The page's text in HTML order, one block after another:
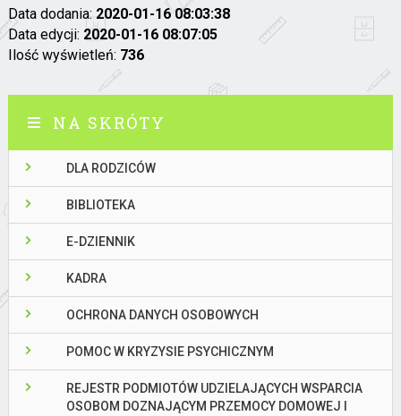
Data dodania: 2020-01-16 08:03:38
Data edycji: 2020-01-16 08:07:05
Ilość wyświetleń: 736
NA SKRÓTY
DLA RODZICÓW
BIBLIOTEKA
E-DZIENNIK
KADRA
OCHRONA DANYCH OSOBOWYCH
POMOC W KRYZYSIE PSYCHICZNYM
REJESTR PODMIOTÓW UDZIELAJĄCYCH WSPARCIA
OSOBOM DOZNAJĄCYM PRZEMOCY DOMOWEJ I